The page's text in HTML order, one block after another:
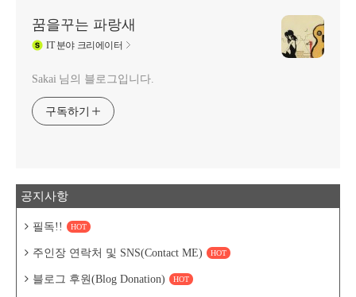
꿈을꾸는 파랑새
IT분야 크리에이터
Sakai 님의 블로그입니다.
구독하기
공지사항
필독!! HOT
주인장 연락처 및 SNS(Contact ME) HOT
블로그 후원(Blog Donation) HOT